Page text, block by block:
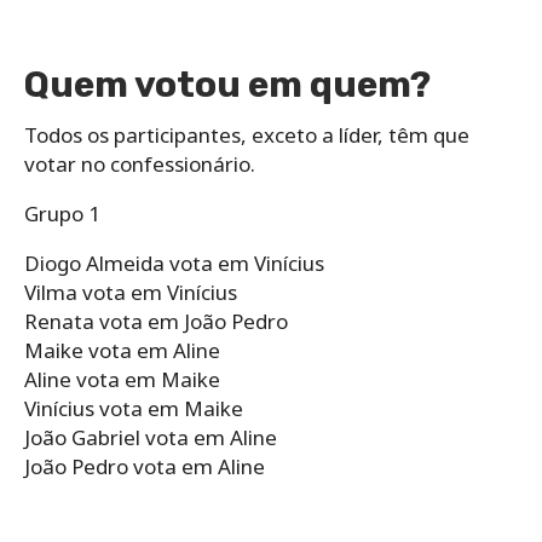
Quem votou em quem?
Todos os participantes, exceto a líder, têm que
votar no confessionário.
Grupo 1
Diogo Almeida vota em Vinícius
Vilma vota em Vinícius
Renata vota em João Pedro
Maike vota em Aline
Aline vota em Maike
Vinícius vota em Maike
João Gabriel vota em Aline
João Pedro vota em Aline